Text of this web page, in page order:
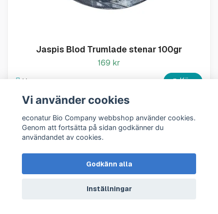
Jaspis Blod Trumlade stenar 100gr
169 kr
I lager Köp
Vi använder cookies
econatur Bio Company webbshop använder cookies.
Genom att fortsätta på sidan godkänner du
användandet av cookies.
Godkänn alla
Inställningar